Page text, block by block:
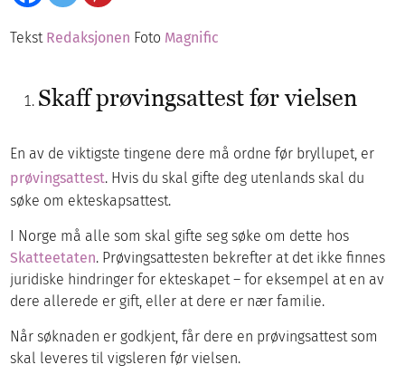
Tekst Redaksjonen Foto Magnific
Skaff prøvingsattest før vielsen
En av de viktigste tingene dere må ordne før bryllupet, er
prøvingsattest. Hvis du skal gifte deg utenlands skal du
søke om ekteskapsattest.
I Norge må alle som skal gifte seg søke om dette hos
Skatteetaten. Prøvingsattesten bekrefter at det ikke finnes
juridiske hindringer for ekteskapet – for eksempel at en av
dere allerede er gift, eller at dere er nær familie.
Når søknaden er godkjent, får dere en prøvingsattest som
skal leveres til vigsleren før vielsen.